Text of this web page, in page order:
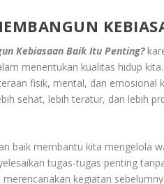
Kebiasaan Baik Itu Penting?
menentukan kualitas hidup
fisik, mental, dan emosional
sehat, lebih teratur, dan lebih
baik membantu kita mengelola
tugas-tugas penting
kegiatan